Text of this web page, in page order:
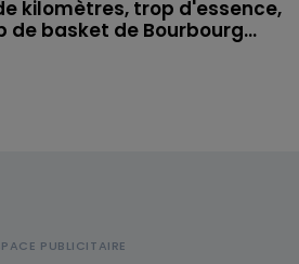
kilomètres, trop d'essence,
de basket de Bourbourg...